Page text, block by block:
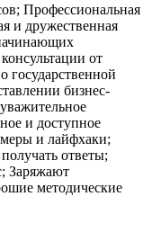
Профессиональная
и дружественная
от
бизнес-
и доступное
и лайфхаки;
ответы;
Заряжают
методические